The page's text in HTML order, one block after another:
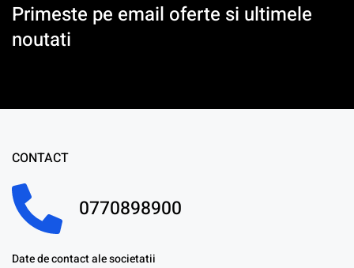
Primeste pe email oferte si ultimele
noutati
CONTACT
0770898900
Date de contact ale societatii